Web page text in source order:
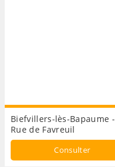
Biefvillers-lès-Bapaume -
Rue de Favreuil
Consulter